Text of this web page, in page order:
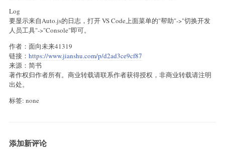
Log
要显示来自Auto.js的日志，打开 VS Code上面菜单的"帮助"->"切换开发
人员工具"->"Console"即可。
作者：面向未来41319
链接： https://www.jianshu.com/p/d2ad3ce9cf87
来源：简书
著作权归作者所有。商业转载请联系作者获得授权，非商业转载请注明
出处。
标签: none
添加新评论